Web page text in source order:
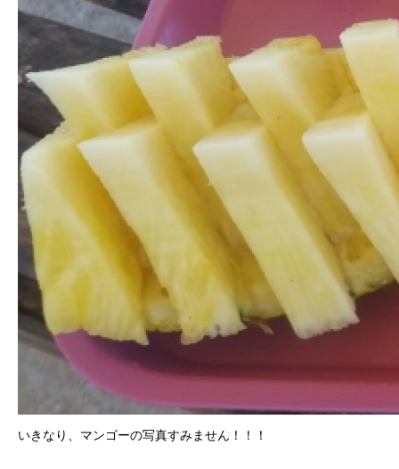
いきなり、マンゴーの写真すみません！！！